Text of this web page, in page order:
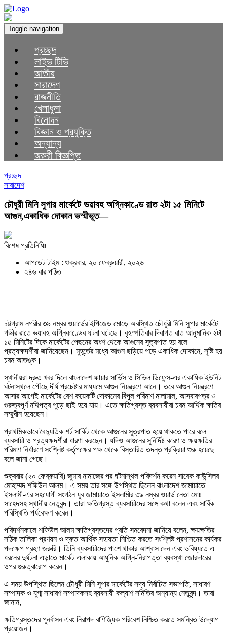
Toggle navigation
প্রচ্ছদ
লাইভ টিভি
জাতীয়
সারাদেশ
রাজনীতি
খেলাধুলা
বিনোদন
বিজ্ঞান ও প্রযুক্তি
অন্যান্য
জরুরী বিজ্ঞপ্তি
প্রচ্ছদ
সারাদেশ
চৌধুরী মিনি সুপার মার্কেটে ভয়াবহ অগ্নিকাণ্ডে রাত ২টা ১৫ মিনিটে
আগুন,একাধিক দোকান ভস্মীভূত—
বিশেষ প্রতিনিধিঃ
আপডেট টাইম : শুক্রবার, ২০ ফেব্রুয়ারী, ২০২৬
২৪৬ বার পঠিত
চট্টগ্রাম নগরীর ৩৯ নম্বর ওয়ার্ডের ইপিজেড মোড়ে অবস্থিত চৌধুরী মিনি সুপার মার্কেটে
গভীর রাতে ভয়াবহ অগ্নিকাণ্ডের ঘটনা ঘটেছে। বৃহস্পতিবার দিবাগত রাত আনুমানিক ২টা
১৫ মিনিটের দিকে মার্কেটের পেছনের অংশ থেকে আগুনের সূত্রপাত হয় বলে
প্রত্যক্ষদর্শীরা জানিয়েছেন। মুহূর্তের মধ্যে আগুন ছড়িয়ে পড়ে একাধিক দোকানে, সৃষ্টি হয়
চরম আতঙ্ক।
স্থানীয়রা দ্রুত খবর দিলে বাংলাদেশ ফায়ার সার্ভিস ও সিভিল ডিফেন্স-এর একাধিক ইউনিট
ঘটনাস্থলে পৌঁছে দীর্ঘ প্রচেষ্টার মাধ্যমে আগুন নিয়ন্ত্রণে আনে। তবে আগুন নিয়ন্ত্রণে
আসার আগেই মার্কেটের বেশ কয়েকটি দোকানের বিপুল পরিমাণ মালামাল, আসবাবপত্র ও
গুরুত্বপূর্ণ নথিপত্র পুড়ে ছাই হয়ে যায়। এতে ক্ষতিগ্রস্ত ব্যবসায়ীরা চরম আর্থিক ক্ষতির
সম্মুখীন হয়েছেন।
প্রাথমিকভাবে বৈদ্যুতিক শর্ট সার্কিট থেকে আগুনের সূত্রপাত হয়ে থাকতে পারে বলে
ব্যবসায়ী ও প্রত্যক্ষদর্শীরা ধারণা করছেন। যদিও আগুনের সুনির্দিষ্ট কারণ ও ক্ষয়ক্ষতির
পরিমাণ নির্ধারণে সংশ্লিষ্ট কর্তৃপক্ষের পক্ষ থেকে বিস্তারিত তদন্ত প্রক্রিয়া শুরু হয়েছে
বলে জানা গেছে।
শুক্রবার (২০ ফেব্রুয়ারি) জুমার নামাজের পর ঘটনাস্থল পরিদর্শন করেন সাবেক কাউন্সিলর
মোহাম্মদ শফিউল আলম। এ সময় তার সঙ্গে উপস্থিত ছিলেন বাংলাদেশ জামায়াতে
ইসলামী-এর সহযোগী সংগঠন যুব জামায়াতে ইসলামীর ৩৯ নম্বর ওয়ার্ড নেতা মোঃ
সাহেদসহ স্থানীয় নেতৃবৃন্দ। তারা ক্ষতিগ্রস্ত ব্যবসায়ীদের সঙ্গে কথা বলেন এবং সার্বিক
পরিস্থিতি পর্যবেক্ষণ করেন।
পরিদর্শনকালে শফিউল আলম ক্ষতিগ্রস্তদের প্রতি সমবেদনা জানিয়ে বলেন, ক্ষয়ক্ষতির
সঠিক তালিকা প্রণয়ন ও দ্রুত আর্থিক সহায়তা নিশ্চিত করতে সংশ্লিষ্ট প্রশাসনের কার্যকর
পদক্ষেপ গ্রহণ জরুরি। তিনি ব্যবসায়ীদের পাশে থাকার আশ্বাস দেন এবং ভবিষ্যতে এ
ধরনের দুর্ঘটনা এড়াতে মার্কেট এলাকায় আধুনিক অগ্নি-নিরাপত্তা ব্যবস্থা জোরদারের
ওপর গুরুত্বারোপ করেন।
এ সময় উপস্থিত ছিলেন চৌধুরী মিনি সুপার মার্কেটের সদ্য নির্বাচিত সভাপতি, সাধারণ
সম্পাদক ও যুগ্ম সাধারণ সম্পাদকসহ ব্যবসায়ী কল্যাণ সমিতির অন্যান্য নেতৃবৃন্দ। তারা
জানান,
ক্ষতিগ্রস্তদের পুনর্বাসন এবং নিরাপদ বাণিজ্যিক পরিবেশ নিশ্চিত করতে সমন্বিত উদ্যোগ
প্রয়োজন।